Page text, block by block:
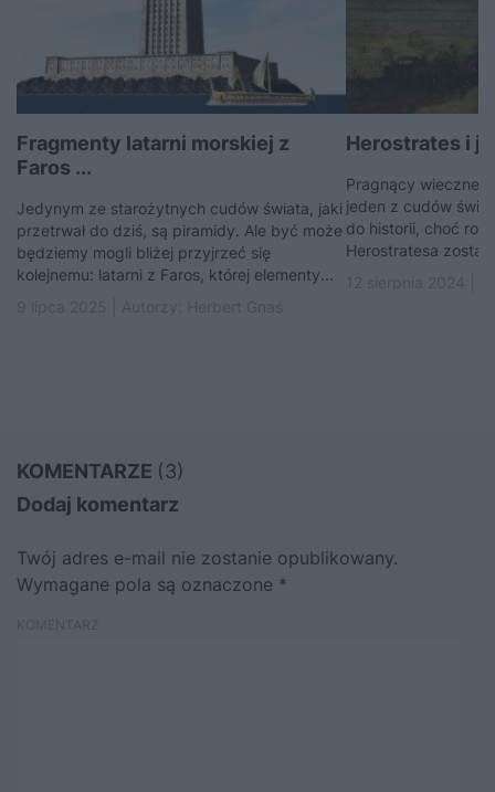
Fragmenty latarni morskiej z
Faros ...
Jedynym ze starożytnych cudów świata, jaki
przetrwał do dziś, są piramidy. Ale być może
będziemy mogli bliżej przyjrzeć się
kolejnemu: latarni z Faros, której elementy...
Herostrates i
Pragnący wiecznej
jeden z cudów
do historii, choć
Herostratesa
KOMENTARZE (3)
Dodaj komentarz
Twój adres e-mail nie zostanie opublikowany.
Wymagane pola są oznaczone *